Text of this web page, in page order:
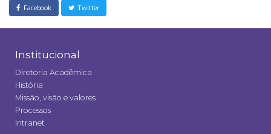
Facebook Twitter
Institucional
Diretoria Acadêmica
História
Missão, visão e valores
Processos
Intranet